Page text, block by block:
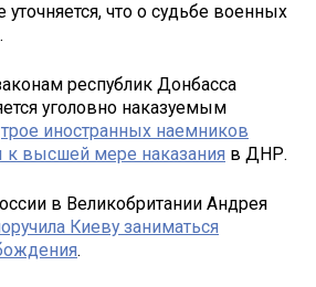
что о судьбе военных
республик Донбасса
уголовно наказуемым
трое иностранных наемников
высшей мере наказания в ДНР.
в Великобритании Андрея
Киеву заниматься
.